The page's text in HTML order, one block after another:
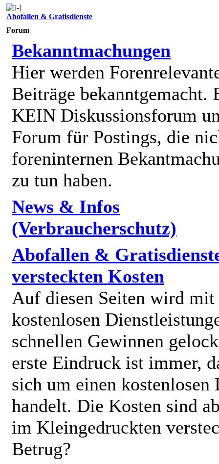
Abofallen & Gratisdienste
Forum
Bekanntmachungen
Hier werden
Beiträge bekanntgemacht.
KEIN Diskussionsforum
Forum für Postings, die
foreninternen
zu tun haben.
News & Infos
(Verbraucherschutz)
Abofallen &
versteckten Kosten
Auf diesen Seiten wird mit
kostenlosen
schnellen Gewinnen
erste Eindruck ist immer,
sich um einen kostenlosen
handelt. Die Kosten sind
im Kleingedruckten
Betrug?